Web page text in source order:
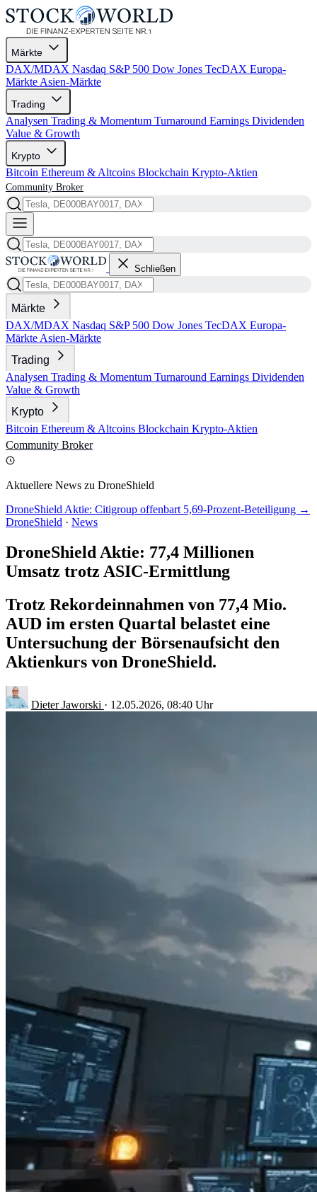
Märkte
DAX/MDAX Nasdaq S&P 500 Dow Jones TecDAX Europa-
Märkte Asien-Märkte
Trading
Analysen Trading & Momentum Turnaround Earnings Dividenden
Value & Growth
Krypto
Bitcoin Ethereum & Altcoins Blockchain Krypto-Aktien
Community Broker
Schließen
Märkte
DAX/MDAX Nasdaq S&P 500 Dow Jones TecDAX Europa-
Märkte Asien-Märkte
Trading
Analysen Trading & Momentum Turnaround Earnings Dividenden
Value & Growth
Krypto
Bitcoin Ethereum & Altcoins Blockchain Krypto-Aktien
Community Broker
Aktuellere News zu DroneShield
DroneShield Aktie: Citigroup offenbart 5,69-Prozent-Beteiligung →
DroneShield · News
DroneShield Aktie: 77,4 Millionen
Umsatz trotz ASIC-Ermittlung
Trotz Rekordeinnahmen von 77,4 Mio.
AUD im ersten Quartal belastet eine
Untersuchung der Börsenaufsicht den
Aktienkurs von DroneShield.
Dieter Jaworski · 12.05.2026, 08:40 Uhr